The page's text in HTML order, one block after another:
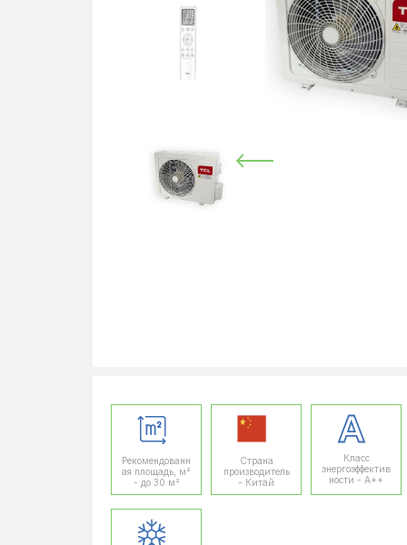
Рекомендованн
ая площадь, м²
- до 30 м²
Страна
производитель
- Китай
Класс
энергоэффектив
ности - A++